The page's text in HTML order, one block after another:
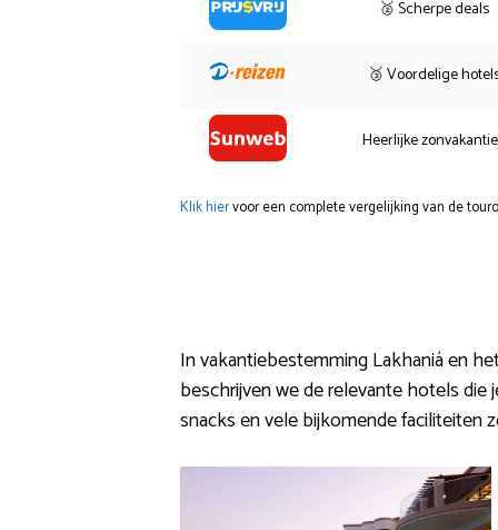
🥈 Scherpe deals
🥉 Voordelige
Heerlijke
Klik hiervoor een complete vergelijking van de
In vakantiebestemming Lakhaniá en
beschrijven we de relevante hotels
snacks en vele bijkomende faciliteiten